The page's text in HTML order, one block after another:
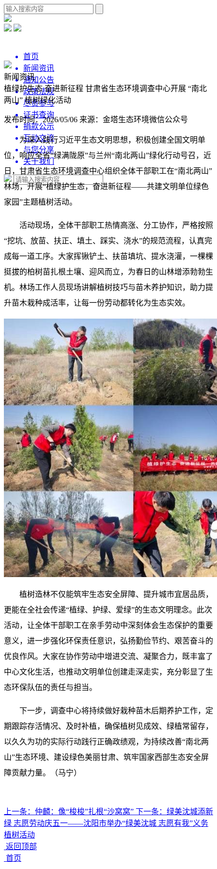
首页
新闻资讯
通知公告
政策法规
尽责参与
证书查询
捐款公示
互动交流
与您分享
关于我们
新闻资讯
植绿护生态 奋进新征程 甘肃省生态环境调查中心开展 “南北
两山” 植树绿化活动
发布时间：2026/05/06 来源：金塔生态环境微信公众号
为深入践行习近平生态文明思想，积极创建全国文明单
位，响应全省“绿满陇原”与兰州“南北两山”绿化行动号召，近
日，甘肃省生态环境调查中心组织全体干部职工在“南北两山”
林场，开展“植绿护生态，奋进新征程——共建文明单位绿色
家园”主题植树活动。
活动现场，全体干部职工热情高涨、分工协作，严格按照
“挖坑、放苗、扶正、填土、踩实、浇水”的规范流程，认真完
成每一道工序。大家挥锹铲土、扶苗填坑、提水浇灌，一棵棵
挺拔的柏树苗扎根土壤、迎风而立，为春日的山林增添勃勃生
机。林场工作人员现场讲解植树技巧与苗木养护知识，助力提
升苗木栽种成活率，让每一份劳动都转化为生态实效。
植树造林不仅能筑牢生态安全屏障、提升城市宜居品质，
更能在全社会传递“植绿、护绿、爱绿”的生态文明理念。此次
活动，让全体干部职工在亲手劳动中深刻体会生态保护的重要
意义，进一步强化环保责任意识，弘扬勤俭节约、艰苦奋斗的
优良作风。大家在协作劳动中增进交流、凝聚合力，既丰富了
中心文化生活，也推动文明单位创建走深走实，充分彰显了生
态环保队伍的责任与担当。
下一步，调查中心将持续做好栽种苗木后期养护工作，定
期跟踪存活情况、及时补植，确保植树见成效、绿植常留存，
以久久为功的实际行动践行正确政绩观，为持续改善“南北两
山”生态环境、建设绿色美丽甘肃、筑牢国家西部生态安全屏
障贡献力量。（马宁）
上一条： 仲麟：像“梭梭”扎根“沙窝窝” 下一条： 绿美沈城添新
绿 志愿劳动庆五一——沈阳市举办“绿美沈城 志愿有我”义务
植树活动
返回顶部
首页